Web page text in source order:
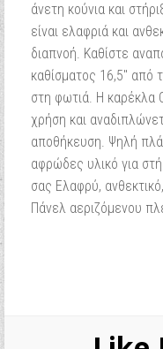
άνετη κούνια και
είναι ελαφριά και
διαπνοή. Καθίστε
καθίσματος 16,5" από
στη φωτιά. Η καρέκλα
χρήση και
αποθήκευση. Ψηλή
αφρώδες υλικό για
σας Ελαφρύ,
Πάνελ αεριζόμενου